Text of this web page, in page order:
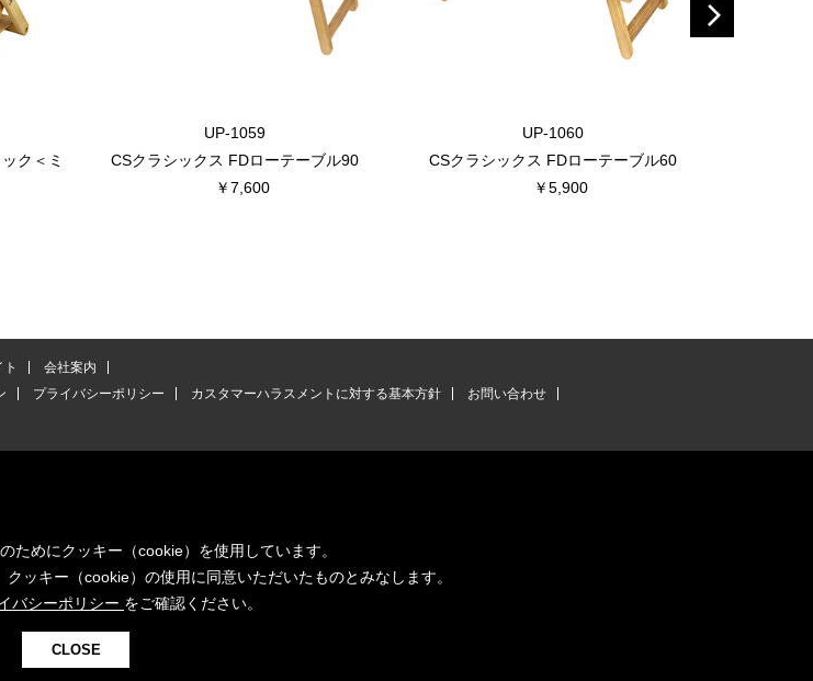
ク＜ミ
UP-1059
CSクラシックス FDローテーブル90
￥7,600
UP-1060
CSクラシックス FDローテーブル60
￥5,900
会社案内
プライバシーポリシー カスタマーハラスメントに対する基本方針
お問い合わせ
ためにクッキー（cookie）を使用しています。
ッキー（cookie）の使用に同意いただいたものとみなします。
バシーポリシー をご確認ください。
CLOSE